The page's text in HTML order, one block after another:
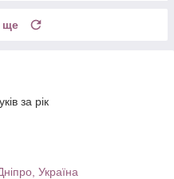
ще
за рік
Україна